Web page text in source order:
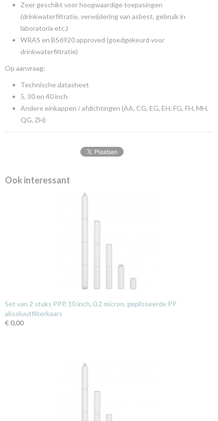
Zeer geschikt voor hoogwaardige toepasingen
(drinkwaterfiltratie, verwijdering van asbest, gebruik in
laboratoria etc.)
WRAS en BS6920 approved (goedgekeurd voor
drinkwaterfiltratie)
Op aanvraag:
Technische datasheet
5, 30 en 40 inch
Andere einkappen / afdichtingen (AA, CG, EG, EH, FG, FH, MH,
QG, ZH)
Ook interessant
Set van 2 stuks PPP, 10 inch, 0,2 micron, geplisseerde PP
absoluutfilterkaars
€ 0,00